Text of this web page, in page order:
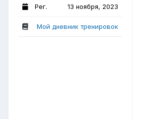
Рег. 13 ноября, 2023
Мой дневник тренировок